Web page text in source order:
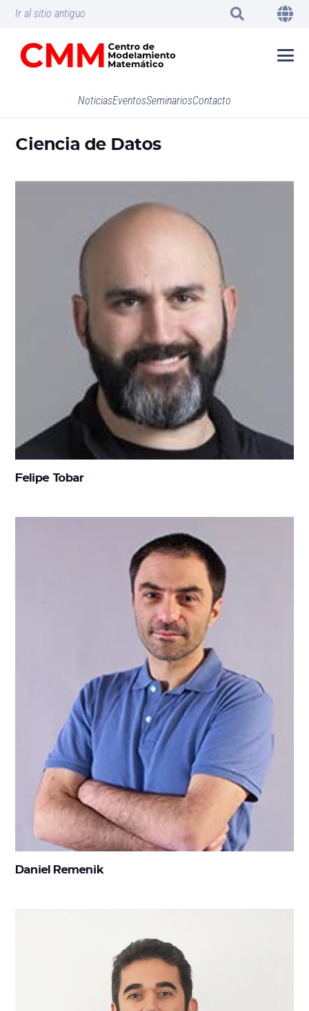
Ir al sitio antiguo
NoticiasEventosSeminariosContacto
Ciencia de Datos
Felipe Tobar
Daniel Remenik